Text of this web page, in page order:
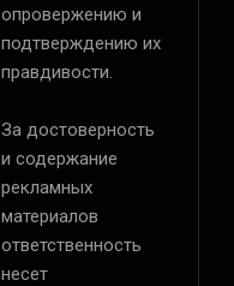
опровержению и
подтверждению их
правдивости.
За достоверность
и содержание
рекламных
материалов
ответственность
несет